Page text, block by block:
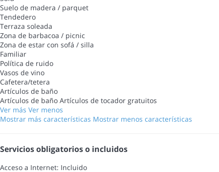
Suelo de madera / parquet
Tendedero
Terraza soleada
Zona de barbacoa / picnic
Zona de estar con sofá / silla
Familiar
Política de ruido
Vasos de vino
Cafetera/tetera
Artículos de baño
Artículos de baño Artículos de tocador gratuitos
Ver más Ver menos
Mostrar más características Mostrar menos características
Servicios obligatorios o incluidos
Acceso a Internet: Incluido